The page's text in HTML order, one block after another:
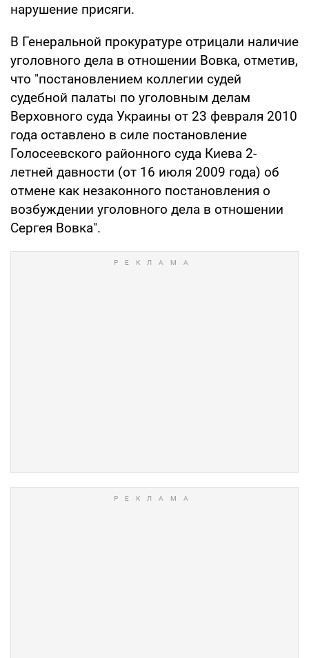
нарушение присяги.
В Генеральной прокуратуре отрицали наличие
уголовного дела в отношении Вовка, отметив,
что "постановлением коллегии судей
судебной палаты по уголовным делам
Верховного суда Украины от 23 февраля 2010
года оставлено в силе постановление
Голосеевского районного суда Киева 2-
летней давности (от 16 июля 2009 года) об
отмене как незаконного постановления о
возбуждении уголовного дела в отношении
Сергея Вовка".